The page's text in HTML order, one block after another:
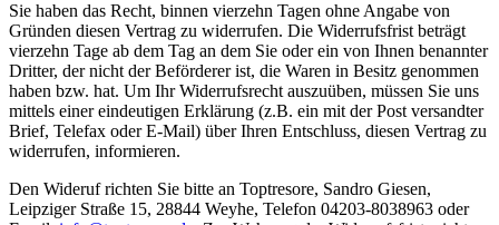
Sie haben das Recht, binnen vierzehn Tagen ohne Angabe von
Gründen diesen Vertrag zu widerrufen. Die Widerrufsfrist beträgt
vierzehn Tage ab dem Tag an dem Sie oder ein von Ihnen benannter
Dritter, der nicht der Beförderer ist, die Waren in Besitz genommen
haben bzw. hat. Um Ihr Widerrufsrecht auszuüben, müssen Sie uns
mittels einer eindeutigen Erklärung (z.B. ein mit der Post versandter
Brief, Telefax oder E-Mail) über Ihren Entschluss, diesen Vertrag zu
widerrufen, informieren.
Den Wideruf richten Sie bitte an Toptresore, Sandro Giesen,
Leipziger Straße 15, 28844 Weyhe, Telefon 04203-8038963 oder